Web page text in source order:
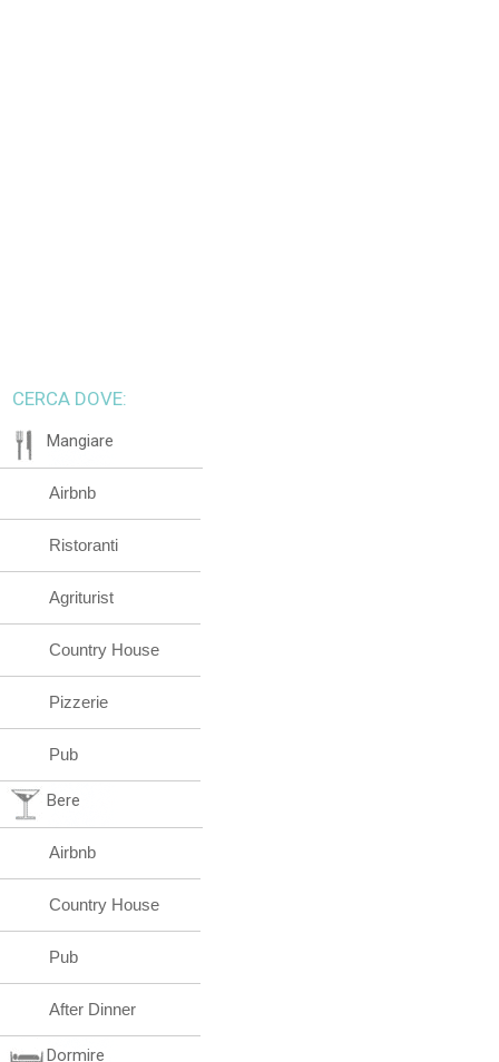
CERCA DOVE:
Mangiare
Airbnb
Ristoranti
Agriturist
Country House
Pizzerie
Pub
Bere
Airbnb
Country House
Pub
After Dinner
Dormire